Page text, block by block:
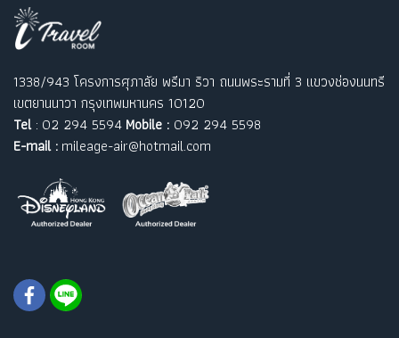
1338/943 โครงการศุภาลัย พรีมา ริวา ถนนพระรามที่ 3 แขวงช่องนนทรี
เขตยานนาวา กรุงเทพมหานคร 10120
Tel: 02 294 5594 Mobile : 092 294 5598
E-mail : mileage-air@hotmail.com